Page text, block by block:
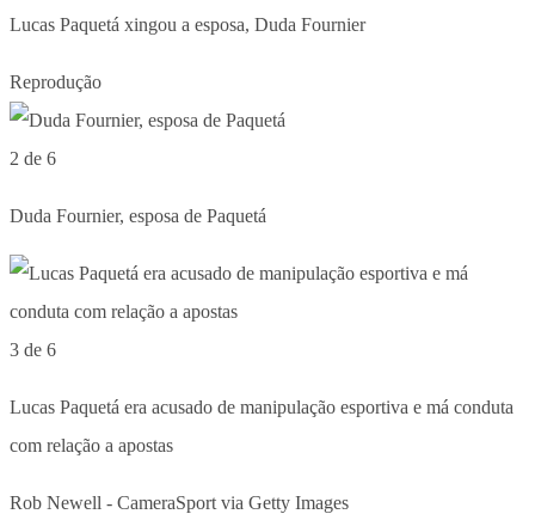
Lucas Paquetá xingou a esposa, Duda Fournier
Reprodução
2 de 6
Duda Fournier, esposa de Paquetá
3 de 6
Lucas Paquetá era acusado de manipulação esportiva e má conduta
com relação a apostas
Rob Newell - CameraSport via Getty Images